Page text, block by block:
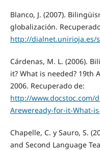
Blanco, J. (2007).
globalización.
http://dialnet.unirioja.es/
Cárdenas, M. L. (2006).
it? What is needed? 19th
2006. Recuperado de:
http://www.docstoc.com/
Areweready-for-it-What-
Chapelle, C. y Sauro, S.
and Second Language